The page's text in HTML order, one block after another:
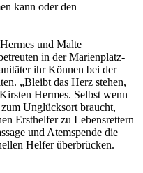
kann oder den
und Malte
in der Marienplatz-
ihr Können bei der
„Bleibt das Herz stehen,
Hermes. Selbst wenn
Unglücksort braucht,
Ersthelfer zu Lebensrettern
und Atemspende die
Helfer überbrücken.